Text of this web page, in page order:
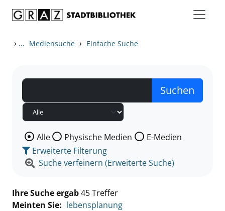
› ... Mediensuche › Einfache Suche
Wählen Sie die Medienart nach der Sie suchen wollen.
Alle Physische Medien
E-Medien
Erweiterte Filterung
Suche verfeinern (Erweiterte Suche)
Ihre Suche ergab45 Treffer
Meinten Sie: lebensplanung